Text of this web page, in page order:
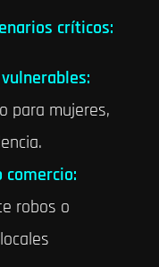
críticos:
para mujeres,
comercio:
robos o